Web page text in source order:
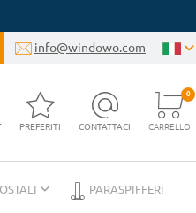
info@windowo.com
PREFERITI CONTATTACI CARRELLO
0
PARASPIFFERI